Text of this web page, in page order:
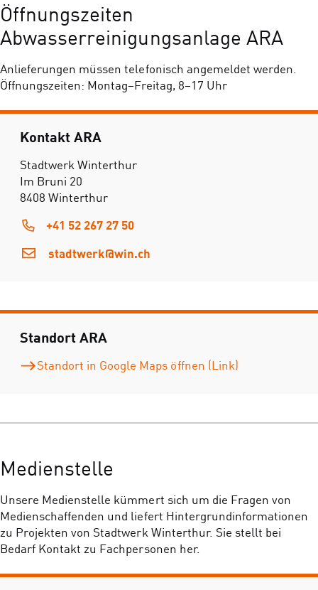
Öffnungszeiten
Abwasserreinigungsanlage ARA
Anlieferungen müssen telefonisch angemeldet werden.
Öffnungszeiten: Montag–Freitag, 8–17 Uhr
Kontakt ARA
Stadtwerk Winterthur
Im Bruni 20
8408 Winterthur
+41 52 267 27 50
stadtwerk@win.ch
Standort ARA
Standort in Google Maps öffnen (Link)
Medienstelle
Unsere Medienstelle kümmert sich um die Fragen von
Medienschaffenden und liefert Hintergrundinformationen
zu Projekten von Stadtwerk Winterthur. Sie stellt bei
Bedarf Kontakt zu Fachpersonen her.